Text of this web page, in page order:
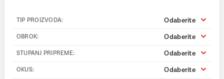
TIP PROIZVODA: Odaberite
OBROK: Odaberite
STUPANJ PRIPREME: Odaberite
OKUS: Odaberite